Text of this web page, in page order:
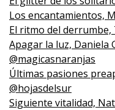
Los encantamientos,
El ritmo del derrumbe,
Apagar la luz, Daniela
@magicasnaranjas
Últimas pasiones
@hojasdelsur
Siguiente vitalidad,